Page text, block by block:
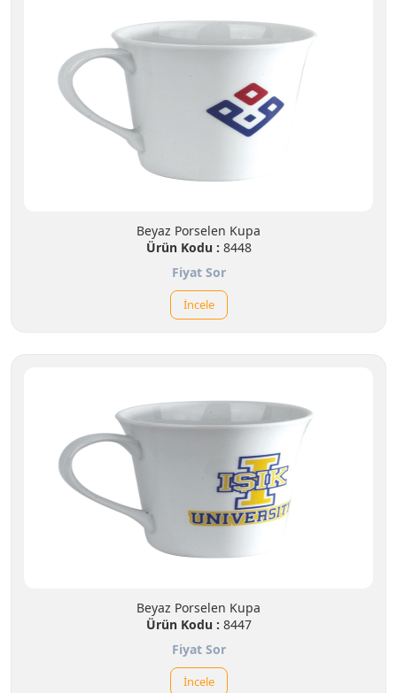
Beyaz Porselen Kupa
Ürün Kodu : 8448
Fiyat Sor
İncele
Beyaz Porselen Kupa
Ürün Kodu : 8447
Fiyat Sor
İncele